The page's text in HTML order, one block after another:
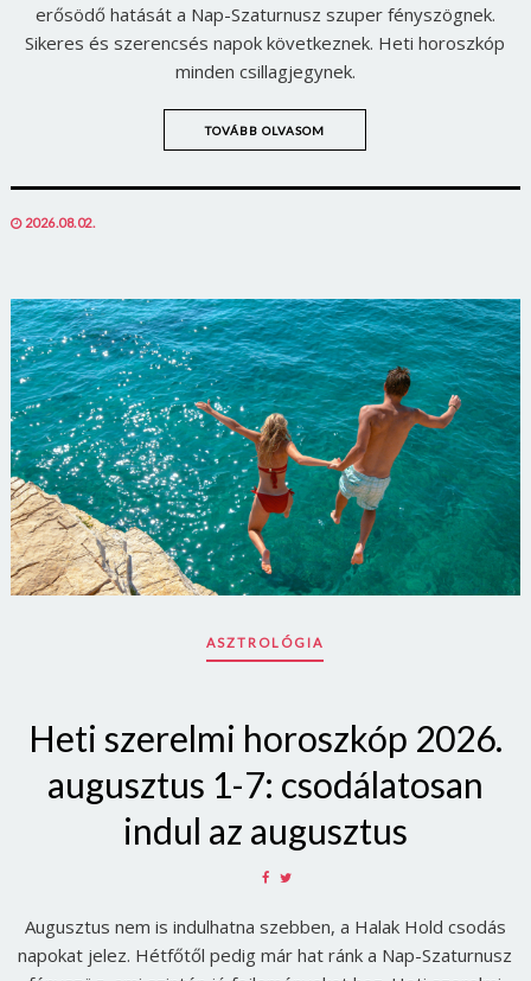
erősödő hatását a Nap-Szaturnusz szuper fényszögnek.
Sikeres és szerencsés napok következnek. Heti horoszkóp
minden csillagjegynek.
TOVÁBB OLVASOM
POSTED
2026.08.02.
ASZTROLÓGIA
Heti szerelmi horoszkóp 2026.
augusztus 1-7: csodálatosan
indul az augusztus
SHARE
FACEBOOK
TWITTER
Augusztus nem is indulhatna szebben, a Halak Hold csodás
napokat jelez. Hétfőtől pedig már hat ránk a Nap-Szaturnusz